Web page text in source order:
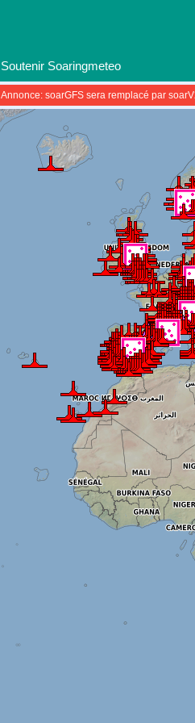
Soutenir Soaringmeteo
Annonce: soarGFS sera remplacé par